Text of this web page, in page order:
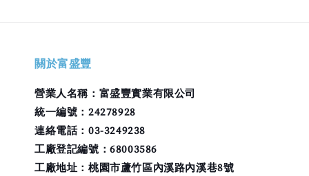
關於富盛豐
營業人名稱：富盛豐實業有限公司
統一編號：24278928
連絡電話：03-3249238
工廠登記編號：68003586
工廠地址：桃園市蘆竹區內溪路內溪巷8號